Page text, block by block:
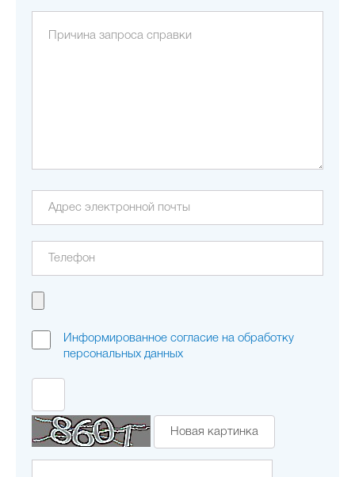
Информированное согласие на обработку
персональных данных
Новая картинка